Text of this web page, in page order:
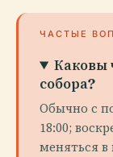
ЧАСТЫЕ
Каковы
собора?
Обычно с
18:00;
меняться